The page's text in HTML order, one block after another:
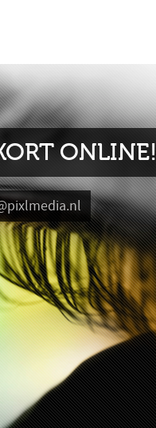
ONLINE!